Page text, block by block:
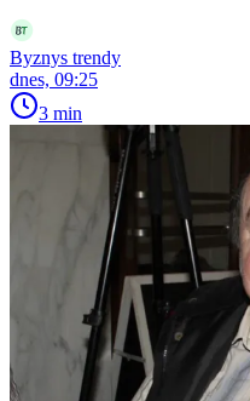
Byznys trendy
dnes, 09:25
3 min